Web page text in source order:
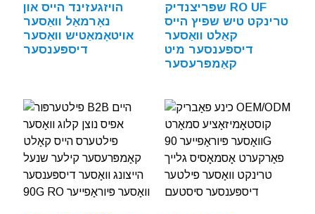
הויזגעזינד הייס און
נאָרמאַל וואַסער
אויטאָמאַטיש וואַסער
דיספּענסער
שפּריצנדיק RO UF
טרינקט טיש שפּיץ הייס
קאַלט וואַסער
דיספּענסער מיט
קאַמפּרעסער